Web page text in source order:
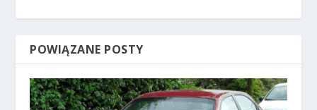
POWIĄZANE POSTY